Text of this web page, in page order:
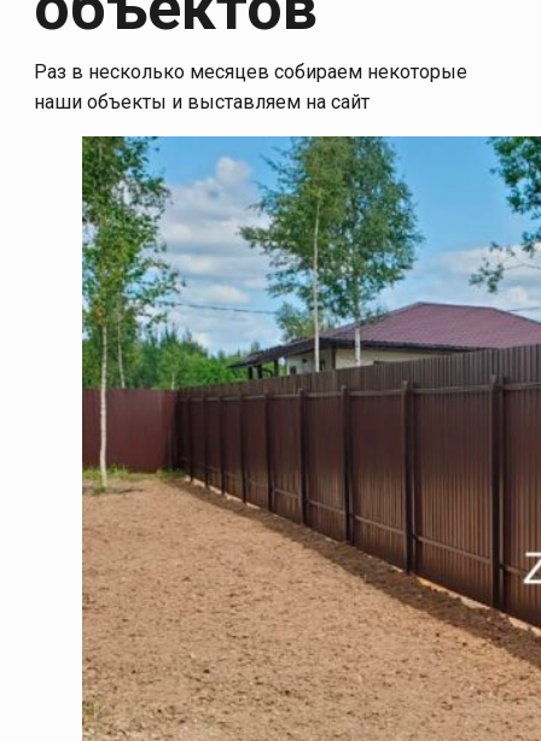
Раз в несколько месяцев собираем некоторые
наши объекты и выставляем на сайт